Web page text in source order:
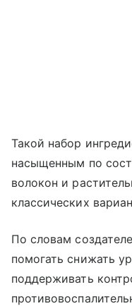
Такой набор
насыщенным по
волокон и
классических
По словам
помогать снижать
поддерживать